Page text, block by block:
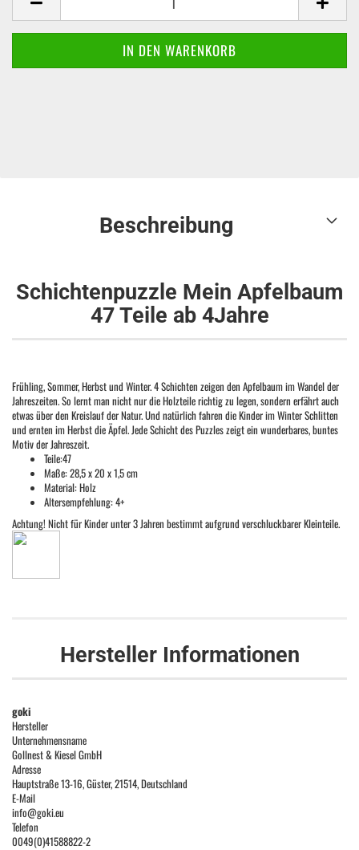
Beschreibung
Schichtenpuzzle Mein Apfelbaum
47 Teile ab 4Jahre
Frühling, Sommer, Herbst und Winter. 4 Schichten zeigen den Apfelbaum im Wandel der
Jahreszeiten. So lernt man nicht nur die Holzteile richtig zu legen, sondern erfährt auch
etwas über den Kreislauf der Natur. Und natürlich fahren die Kinder im Winter Schlitten
und ernten im Herbst die Äpfel. Jede Schicht des Puzzles zeigt ein wunderbares, buntes
Motiv der Jahreszeit.
Teile:47
Maße: 28,5 x 20 x 1,5 cm
Material: Holz
Altersempfehlung: 4+
Achtung! Nicht für Kinder unter 3 Jahren bestimmt aufgrund verschluckbarer Kleinteile.
Hersteller Informationen
goki
Hersteller
Unternehmensname
Gollnest & Kiesel GmbH
Adresse
Hauptstraße 13-16, Güster, 21514, Deutschland
E-Mail
info@goki.eu
Telefon
0049(0)41588822-2